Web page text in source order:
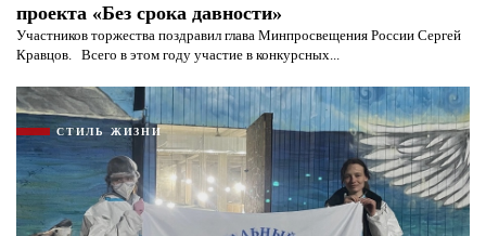
проекта «Без срока давности»
Участников торжества поздравил глава Минпросвещения России Сергей
Кравцов. Всего в этом году участие в конкурсных...
СТИЛЬ ЖИЗНИ